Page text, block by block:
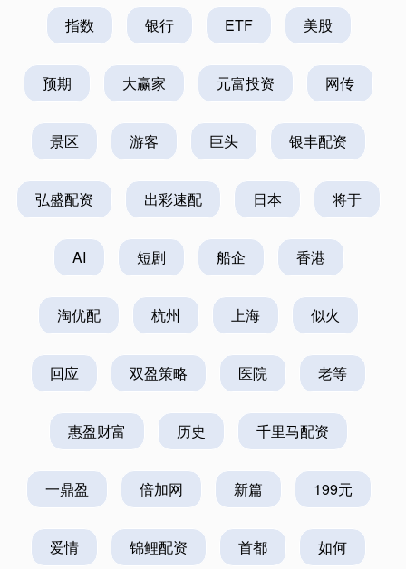
指数 银行 ETF 美股
预期 大赢家 元富投资 网传
景区 游客 巨头 银丰配资
弘盛配资 出彩速配 日本 将于
AI 短剧 船企 香港
淘优配 杭州 上海 似火
回应 双盈策略 医院 老等
惠盈财富 历史 千里马配资
一鼎盈 倍加网 新篇 199元
爱情 锦鲤配资 首都 如何